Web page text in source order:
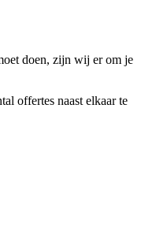
doen, zijn wij er om je
offertes naast elkaar te